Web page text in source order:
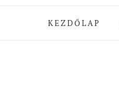
KEZDŐLAP